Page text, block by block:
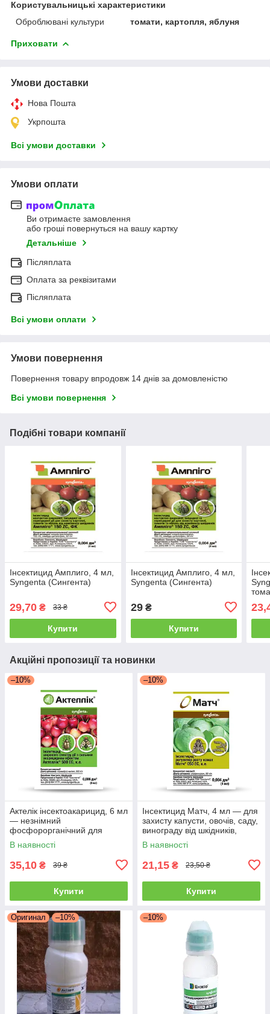
Користувальницькі характеристики
Оброблювані культури
томати, картопля, яблуня
Приховати
Умови доставки
Нова Пошта
Укрпошта
Всі умови доставки
Умови оплати
Ви отримаєте замовлення
або гроші повернуться на вашу картку
Детальніше
Післяплата
Оплата за реквізитами
Післяплата
Всі умови оплати
Умови повернення
Повернення товару впродовж 14 днів за домовленістю
Всі умови повернення
Подібні товари компанії
Інсектицид Амплиго, 4 мл,
Syngenta (Сингента)
29,70 ₴ 33 ₴
Купити
Інсектицид Амплиго, 4 мл,
Syngenta (Сингента)
29₴
Купити
Акційні пропозиції та новинки
–10%
Актелік інсектоакарицид, 6 мл
— незнімний
фосфорорганічний для
знищення шкідників,
Syngenta
В наявності
35,10 ₴ 39 ₴
Купити
–10%
Інсектицид Матч, 4 мл — для
захисту капусти, овочів, саду,
винограду від шкідників,
В наявності
21,15 ₴ 23,50 ₴
Купити
Оригинал –10% –10%